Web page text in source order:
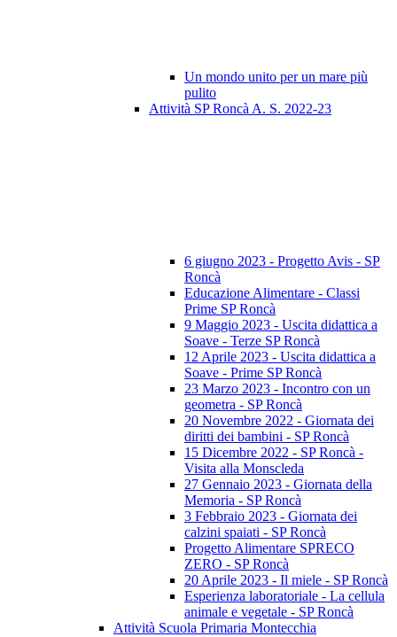
Un mondo unito per un mare più
pulito
Attività SP Roncà A. S. 2022-23
6 giugno 2023 - Progetto Avis - SP
Roncà
Educazione Alimentare - Classi
Prime SP Roncà
9 Maggio 2023 - Uscita didattica a
Soave - Terze SP Roncà
12 Aprile 2023 - Uscita didattica a
Soave - Prime SP Roncà
23 Marzo 2023 - Incontro con un
geometra - SP Roncà
20 Novembre 2022 - Giornata dei
diritti dei bambini - SP Roncà
15 Dicembre 2022 - SP Roncà -
Visita alla Monscleda
27 Gennaio 2023 - Giornata della
Memoria - SP Roncà
3 Febbraio 2023 - Giornata dei
calzini spaiati - SP Roncà
Progetto Alimentare SPRECO
ZERO - SP Roncà
20 Aprile 2023 - Il miele - SP Roncà
Esperienza laboratoriale - La cellula
animale e vegetale - SP Roncà
Attività Scuola Primaria Montecchia